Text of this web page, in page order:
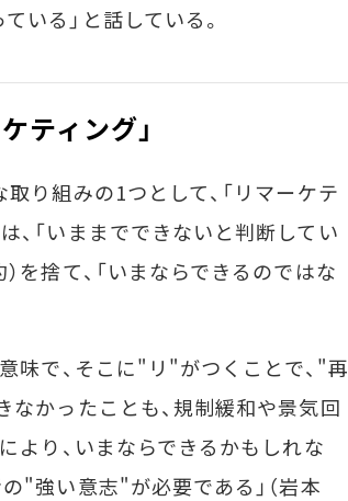
いる」と話している。
ティング」
り組みの1つとして、「リマーケテ
、「いままでできないと判断してい
を捨て、「いまならできるのではな
味で、そこに"リ"がつくことで、"再
なかったことも、規制緩和や景気回
より、いまならできるかもしれな
"強い意志"が必要である」（岩本